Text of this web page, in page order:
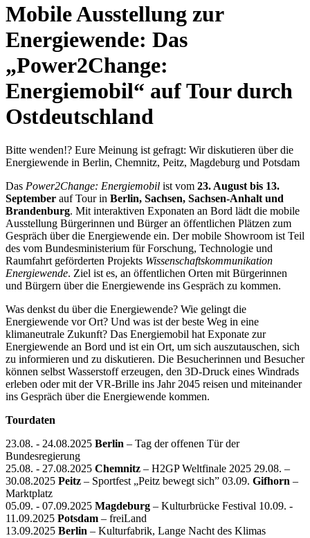
Mobile Ausstellung zur
Energiewende: Das
„Power2Change:
Energiemobil“ auf Tour durch
Ostdeutschland
Bitte wenden!? Eure Meinung ist gefragt: Wir diskutieren über die
Energiewende in Berlin, Chemnitz, Peitz, Magdeburg und Potsdam
Das Power2Change: Energiemobil ist vom 23. August bis 13.
September auf Tour in Berlin, Sachsen, Sachsen-Anhalt und
Brandenburg. Mit interaktiven Exponaten an Bord lädt die mobile
Ausstellung Bürgerinnen und Bürger an öffentlichen Plätzen zum
Gespräch über die Energiewende ein. Der mobile Showroom ist Teil
des vom Bundesministerium für Forschung, Technologie und
Raumfahrt geförderten Projekts Wissenschaftskommunikation
Energiewende. Ziel ist es, an öffentlichen Orten mit Bürgerinnen
und Bürgern über die Energiewende ins Gespräch zu kommen.
Was denkst du über die Energiewende? Wie gelingt die
Energiewende vor Ort? Und was ist der beste Weg in eine
klimaneutrale Zukunft? Das Energiemobil hat Exponate zur
Energiewende an Bord und ist ein Ort, um sich auszutauschen, sich
zu informieren und zu diskutieren. Die Besucherinnen und Besucher
können selbst Wasserstoff erzeugen, den 3D-Druck eines Windrads
erleben oder mit der VR-Brille ins Jahr 2045 reisen und miteinander
ins Gespräch über die Energiewende kommen.
Tourdaten
23.08. - 24.08.2025 Berlin – Tag der offenen Tür der
Bundesregierung
25.08. - 27.08.2025 Chemnitz – H2GP Weltfinale 2025 29.08. –
30.08.2025 Peitz – Sportfest „Peitz bewegt sich” 03.09. Gifhorn –
Marktplatz
05.09. - 07.09.2025 Magdeburg – Kulturbrücke Festival 10.09. -
11.09.2025 Potsdam – freiLand
13.09.2025 Berlin – Kulturfabrik, Lange Nacht des Klimas